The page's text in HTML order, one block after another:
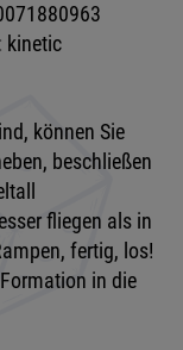
kinetic
können Sie
beschließen
fliegen als in
fertig, los!
in die